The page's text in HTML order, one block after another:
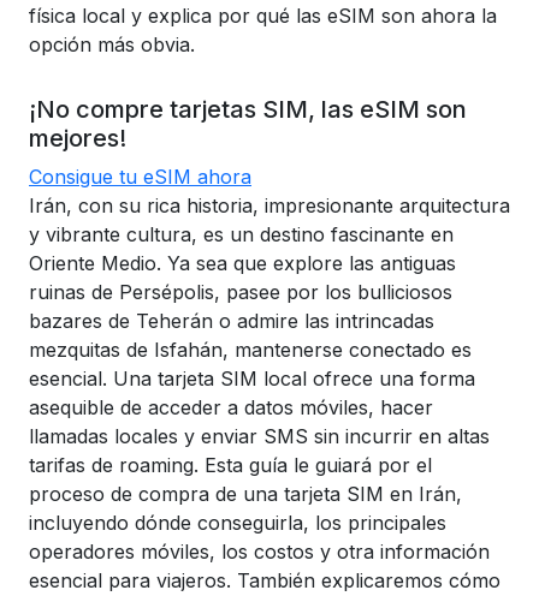
física local y explica por qué las eSIM son ahora la
opción más obvia.
¡No compre tarjetas SIM, las eSIM son
mejores!
Consigue tu eSIM ahora
Irán, con su rica historia, impresionante arquitectura
y vibrante cultura, es un destino fascinante en
Oriente Medio. Ya sea que explore las antiguas
ruinas de Persépolis, pasee por los bulliciosos
bazares de Teherán o admire las intrincadas
mezquitas de Isfahán, mantenerse conectado es
esencial. Una tarjeta SIM local ofrece una forma
asequible de acceder a datos móviles, hacer
llamadas locales y enviar SMS sin incurrir en altas
tarifas de roaming. Esta guía le guiará por el
proceso de compra de una tarjeta SIM en Irán,
incluyendo dónde conseguirla, los principales
operadores móviles, los costos y otra información
esencial para viajeros. También explicaremos cómo